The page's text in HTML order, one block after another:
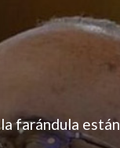
Todos los días
farándula están